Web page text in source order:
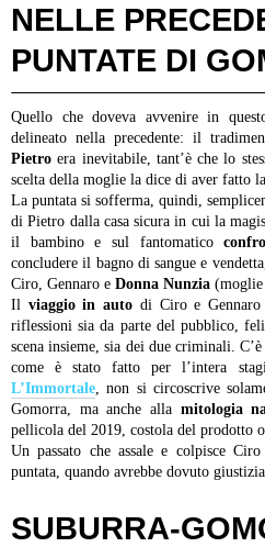
NELLE
PUNTATE DI
Quello che doveva avvenire in
delineato nella precedente: il
Pietro era inevitabile, tant’è che lo
scelta della moglie la dice di aver fatto la
La puntata si sofferma, quindi,
di Pietro dalla casa sicura in cui la
il bambino e sul fantomatico
concludere il bagno di sangue e
Ciro, Gennaro e Donna Nunzia
Il viaggio in auto di Ciro e
riflessioni sia da parte del pubblico,
scena insieme, sia dei due criminali.
come è stato fatto per l’intera
L’Immortale , non si circoscrive
Gomorra, ma anche alla mitologia
pellicola del 2019, costola del prodotto
Un passato che assale e colpisce
puntata, quando avrebbe dovuto
SUBURRA-